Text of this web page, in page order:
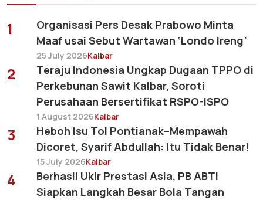
1
Organisasi Pers Desak Prabowo Minta
Maaf usai Sebut Wartawan ‘Londo Ireng’
25 July 2026Kalbar
2
Teraju Indonesia Ungkap Dugaan TPPO di
Perkebunan Sawit Kalbar, Soroti
Perusahaan Bersertifikat RSPO-ISPO
1 August 2026Kalbar
3
Heboh Isu Tol Pontianak–Mempawah
Dicoret, Syarif Abdullah: Itu Tidak Benar!
15 July 2026Kalbar
4
Berhasil Ukir Prestasi Asia, PB ABTI
Siapkan Langkah Besar Bola Tangan